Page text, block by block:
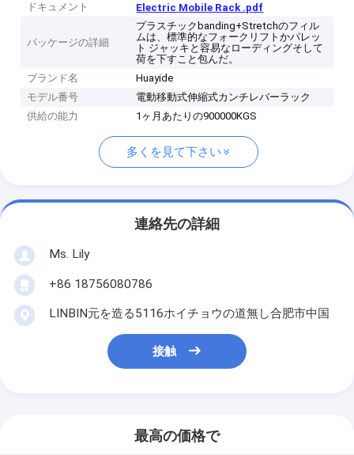
ドキュメント
Electric Mobile Rack .pdf
パッケージの詳細
プラスチックbanding+Stretchのフィル
ムは、標準的なフォークリフトかパレッ
ト ジャッキと容易なローディングそして
荷を下すこと包んだ。
ブランド名
Huayide
モデル番号
電動移動式伸縮式カンチレバーラック
供給の能力
1ヶ月あたりの900000KGS
多くを見て下さい
連絡先の詳細
Ms. Lily
+86 18756080786
LINBIN元を造る5116ホイチョウの道無し合肥市中国
接触
最高の価格で